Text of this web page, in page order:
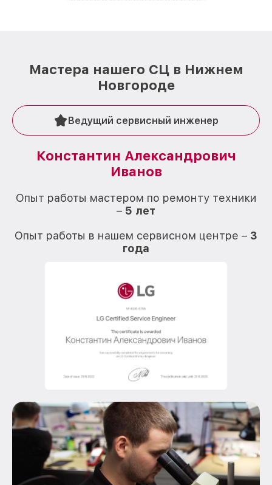
Мастера нашего СЦ в Нижнем
Новгороде
Ведущий сервисный инженер
Константин Александрович
Иванов
Опыт работы мастером по ремонту техники
– 5 лет
Опыт работы в нашем сервисном центре – 3
года